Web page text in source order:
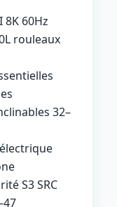
60Hz
rouleaux
32–
S3 SRC